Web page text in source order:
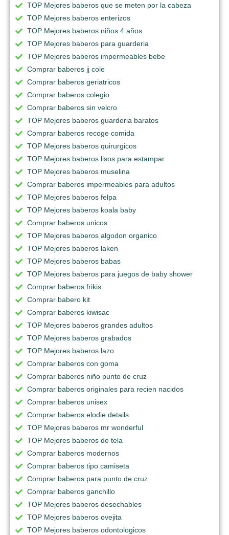
TOP Mejores baberos que se meten por la cabeza
TOP Mejores baberos enterizos
TOP Mejores baberos niños 4 años
TOP Mejores baberos para guarderia
TOP Mejores baberos impermeables bebe
Comprar baberos jj cole
Comprar baberos geriatricos
Comprar baberos colegio
Comprar baberos sin velcro
TOP Mejores baberos guarderia baratos
Comprar baberos recoge comida
TOP Mejores baberos quirurgicos
TOP Mejores baberos lisos para estampar
TOP Mejores baberos muselina
Comprar baberos impermeables para adultos
TOP Mejores baberos felpa
TOP Mejores baberos koala baby
Comprar baberos unicos
TOP Mejores baberos algodon organico
TOP Mejores baberos laken
TOP Mejores baberos babas
TOP Mejores baberos para juegos de baby shower
Comprar baberos frikis
Comprar babero kit
Comprar baberos kiwisac
TOP Mejores baberos grandes adultos
TOP Mejores baberos grabados
TOP Mejores baberos lazo
Comprar baberos con goma
Comprar baberos niño punto de cruz
Comprar baberos originales para recien nacidos
Comprar baberos unisex
Comprar baberos elodie details
TOP Mejores baberos mr wonderful
TOP Mejores baberos de tela
Comprar baberos modernos
Comprar baberos tipo camiseta
Comprar baberos para punto de cruz
Comprar baberos ganchillo
TOP Mejores baberos desechables
TOP Mejores baberos ovejita
TOP Mejores baberos odontologicos